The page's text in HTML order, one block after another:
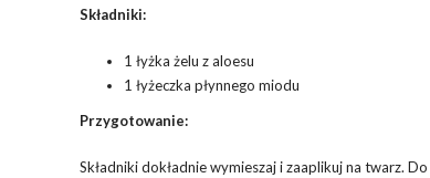
Składniki:
1 łyżka żelu z aloesu
1 łyżeczka płynnego miodu
Przygotowanie:
Składniki dokładnie wymieszaj i zaaplikuj na twarz.